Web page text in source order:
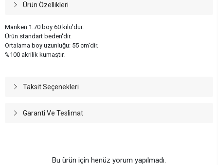
Ürün Özellikleri
Manken 1.70 boy 60 kilo'dur.
Ürün standart beden'dir.
Ortalama boy uzunluğu: 55 cm'dir.
%100 akrilik kumaştır.
Taksit Seçenekleri
Garanti Ve Teslimat
Bu ürün için henüz yorum yapılmadı.